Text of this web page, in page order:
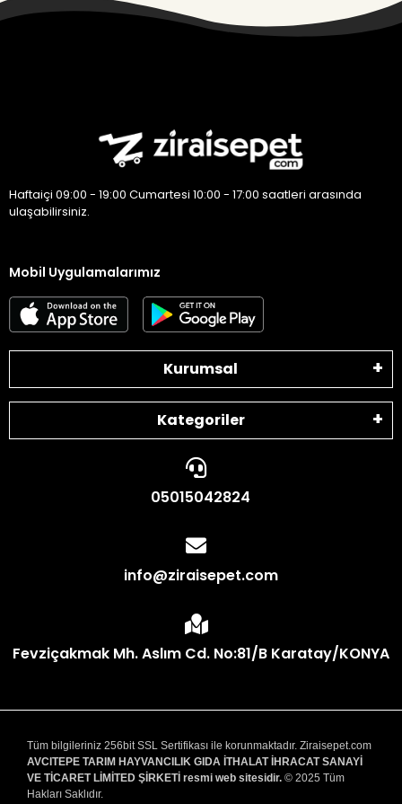
Haftaiçi 09:00 - 19:00 Cumartesi 10:00 - 17:00 saatleri arasında
ulaşabilirsiniz.
Mobil Uygulamalarımız
Kurumsal
Kategoriler
05015042824
info@ziraisepet.com
Fevziçakmak Mh. Aslım Cd. No:81/B Karatay/KONYA
Tüm bilgileriniz 256bit SSL Sertifikası ile korunmaktadır. Ziraisepet.com
AVCITEPE TARIM HAYVANCILIK GIDA İTHALAT İHRACAT SANAYİ
VE TİCARET LİMİTED ŞİRKETİ resmi web sitesidir. © 2025 Tüm
Hakları Saklıdır.